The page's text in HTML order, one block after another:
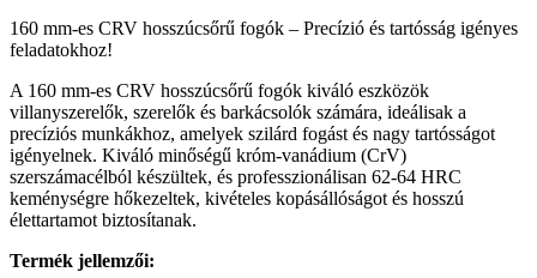
160 mm-es CRV hosszúcsőrű fogók – Precízió és tartósság igényes
feladatokhoz!
A 160 mm-es CRV hosszúcsőrű fogók kiváló eszközök
villanyszerelők, szerelők és barkácsolók számára, ideálisak a
precíziós munkákhoz, amelyek szilárd fogást és nagy tartósságot
igényelnek. Kiváló minőségű króm-vanádium (CrV)
szerszámacélból készültek, és professzionálisan 62-64 HRC
keménységre hőkezeltek, kivételes kopásállóságot és hosszú
élettartamot biztosítanak.
Termék jellemzői: